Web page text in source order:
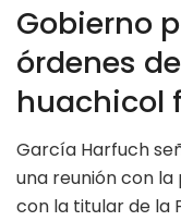
Gobierno
órdenes
huachicol
García Harfuch
una reunión con la
con la titular de la